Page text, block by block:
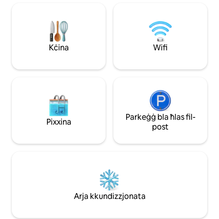
0.25 mili 'l bogħod. Din il-propjetà hija
duplex. Akkomodazzjonijiet separati
ħafna! Privati! Jekk għandek tarbija, fuq
talba għandna l-prodotti, sodda portabbli
iddisinjata u
f' moħħok,
minn għajxien ta'
ta' Derby.
Kċina Wifi
Pixxina
Parkeġġ bla ħlas fil-
post
Arja kkundizzjonata